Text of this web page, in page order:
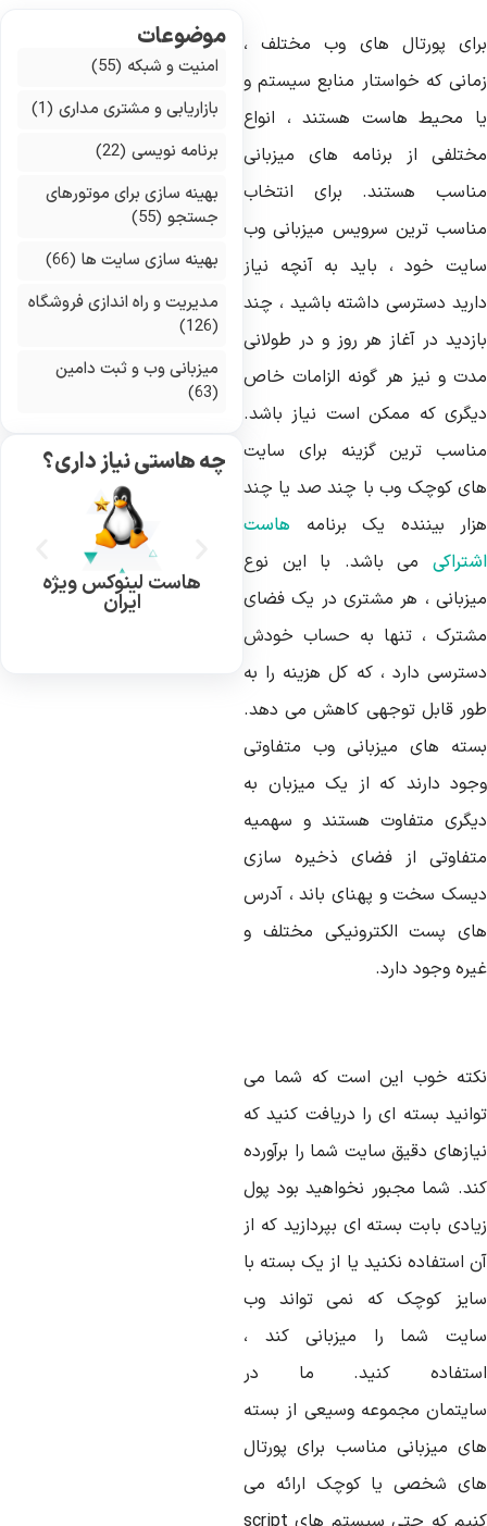
پورتال های وب مختلف ،
که خواستار منابع سیستم و
محیط هاست هستند ، انواع
از برنامه های میزبانی
هستند. برای انتخاب
ترین سرویس میزبانی وب
خود ، باید به آنچه نیاز
دسترسی داشته باشید ، چند
در آغاز هر روز و در طولانی
و نیز هر گونه الزامات خاص
که ممکن است نیاز باشد.
ترین گزینه برای سایت
کوچک وب با چند صد یا چند
بیننده یک برنامه
هاست
می باشد. با این نوع
، هر مشتری در یک فضای
، تنها به حساب خودش
دارد ، که کل هزینه را به
قابل توجهی کاهش می دهد.
های میزبانی وب متفاوتی
دارند که از یک میزبان به
متفاوت هستند و سهمیه
از فضای ذخیره سازی
سخت و پهنای باند ، آدرس
پست الکترونیکی مختلف و
وجود دارد.
خوب این است که شما می
بسته ای را دریافت کنید که
دقیق سایت شما را برآورده
شما مجبور نخواهید بود پول
بابت بسته ای بپردازید که از
استفاده نکنید یا از یک بسته با
کوچک که نمی تواند وب
شما را میزبانی کند ،
کنید. ما در
مجموعه وسیعی از بسته
میزبانی مناسب برای پورتال
شخصی یا کوچک ارائه می
موضوعات
امنیت و شبکه(55)
بازاریابی و مشتری مداری(1)
برنامه نویسی(22)
بهینه سازی برای موتورهای
جستجو(55)
بهینه سازی سایت ها(66)
مدیریت و راه اندازی فروشگاه
میزبانی وب و ثبت دامین
چه هاستی نیاز داری؟
هاست لینوکس ویژه
ایران